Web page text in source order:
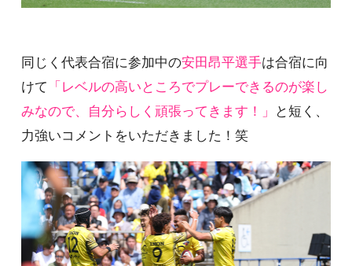
同じく代表合宿に参加中の安田昂平選手は合宿に向
けて 「レベルの高いところでプレーできるのが楽し
みなので、自分らしく頑張ってきます！」
と短く、
力強いコメントをいただきました！笑